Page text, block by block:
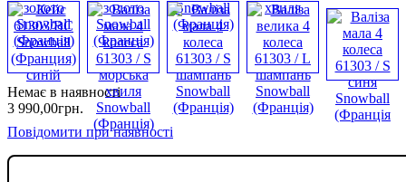
Немає в наявності
3 990,00грн.
Повідомити при наявності